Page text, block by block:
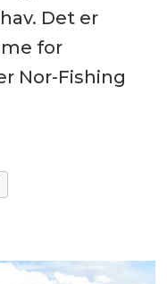
Det er
for
Nor-Fishing